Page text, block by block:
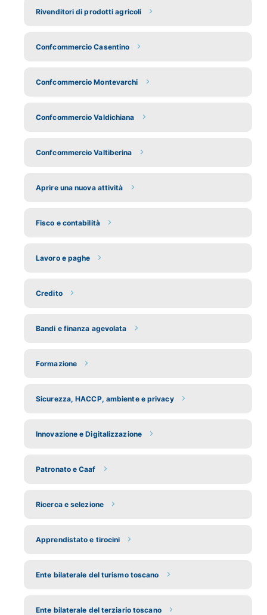
Rivenditori di prodotti agricoli
Confcommercio Casentino
Confcommercio Montevarchi
Confcommercio Valdichiana
Confcommercio Valtiberina
Aprire una nuova attività
Fisco e contabilità
Lavoro e paghe
Credito
Bandi e finanza agevolata
Formazione
Sicurezza, HACCP, ambiente e privacy
Innovazione e Digitalizzazione
Patronato e Caaf
Ricerca e selezione
Apprendistato e tirocini
Ente bilaterale del turismo toscano
Ente bilaterale del terziario toscano